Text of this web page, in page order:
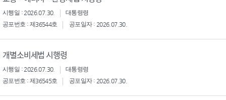
시행일 : 2026.07.30.
대통령령
공포번호 : 제36544호
공포일자 : 2026.07.30.
개별소비세법 시행령
시행일 : 2026.07.30.
대통령령
공포번호 : 제36545호
공포일자 : 2026.07.30.